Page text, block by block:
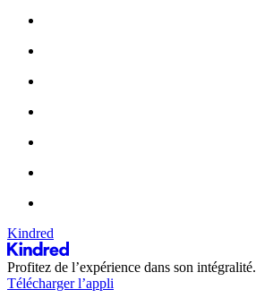
Kindred
Profitez de l’expérience dans son intégralité.
Télécharger l’appli